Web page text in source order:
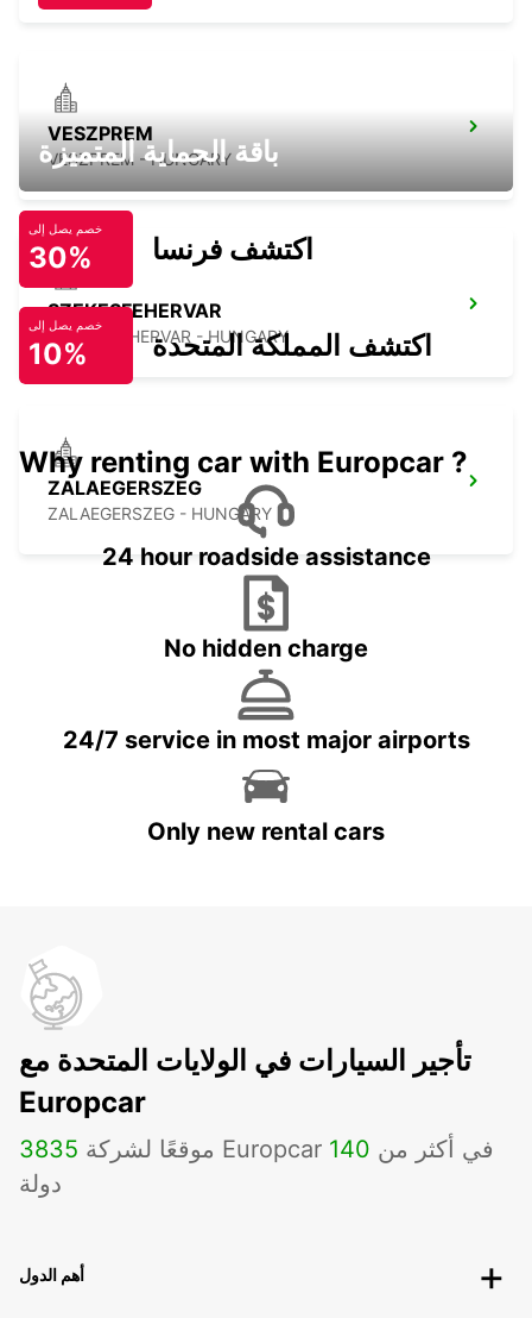
VESZPREM
VESZPREM - HUNGARY
SZEKESFEHERVAR
SZEKESFEHERVAR - HUNGARY
ZALAEGERSZEG
ZALAEGERSZEG - HUNGARY
باقة الحماية المتميزة
خصم يصل إلى
30% اكتشف فرنسا
خصم يصل إلى
10% اكتشف المملكة المتحدة
Why renting car with Europcar ?
24 hour roadside assistance
No hidden charge
24/7 service in most major airports
Only new rental cars
تأجير السيارات في الولايات المتحدة مع
Europcar
3835 موقعًا لشركة Europcar في أكثر من 140
دولة
أهم الدول